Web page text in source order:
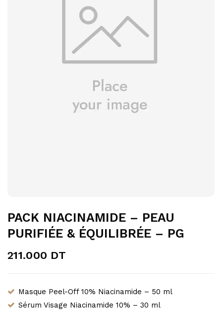
PACK NIACINAMIDE – PEAU
PURIFIÉE & ÉQUILIBRÉE – PG
211.000 DT
Masque Peel-Off 10% Niacinamide – 50 ml
Sérum Visage Niacinamide 10% – 30 ml